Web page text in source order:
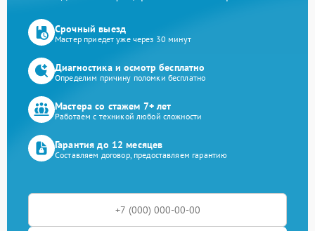
Срочный выезд
Мастер приедет уже через 30 минут
Диагностика и осмотр бесплатно
Определим причину поломки бесплатно
Мастера со стажем 7+ лет
Работаем с техникой любой сложности
Гарантия до 12 месяцев
Составляем договор, предоставляем гарантию